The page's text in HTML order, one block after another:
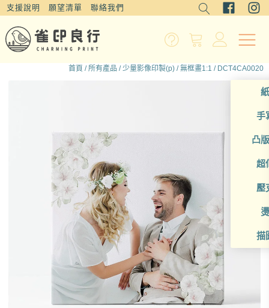
支援說明 願望清單 聯絡我們
手
凸
超
壓
描
首頁 /所有產品 /少量影像印製(p) /無框畫1:1 / DCT4CA0020